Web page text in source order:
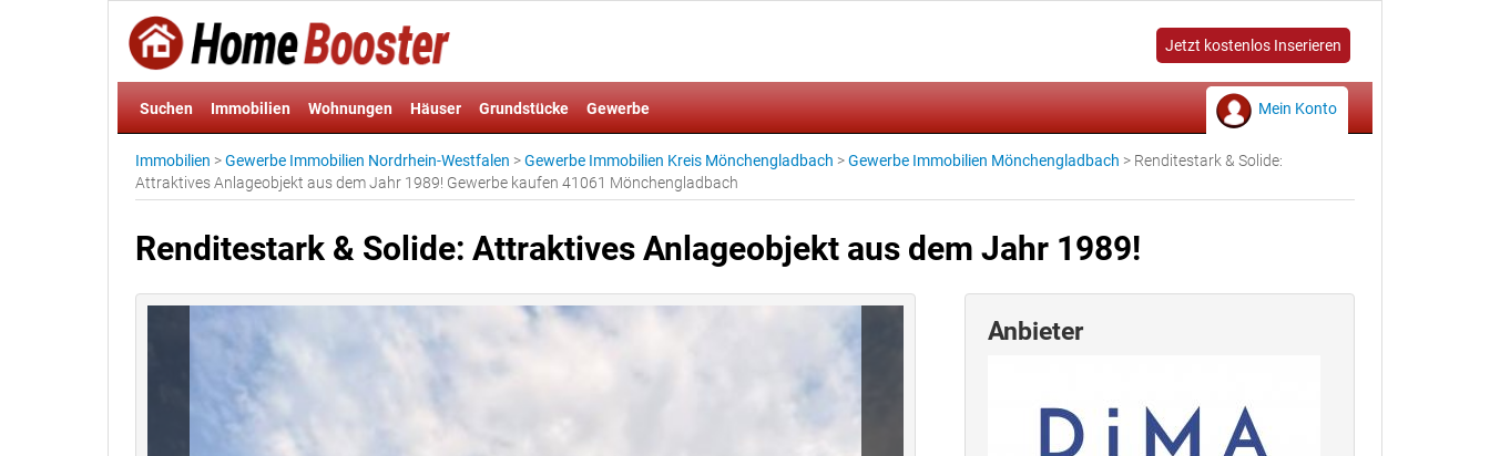
Jetzt kostenlos Inserieren
Suchen Immobilien Wohnungen Häuser Grundstücke Gewerbe Mein Konto
Immobilien >Gewerbe Immobilien Nordrhein-Westfalen >Gewerbe Immobilien Kreis Mönchengladbach >Gewerbe Immobilien Mönchengladbach > Renditestark & Solide:
Attraktives Anlageobjekt aus dem Jahr 1989! Gewerbe kaufen 41061 Mönchengladbach
Renditestark & Solide: Attraktives Anlageobjekt aus dem Jahr 1989!
Anbieter